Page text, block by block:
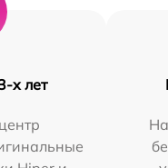
х лет